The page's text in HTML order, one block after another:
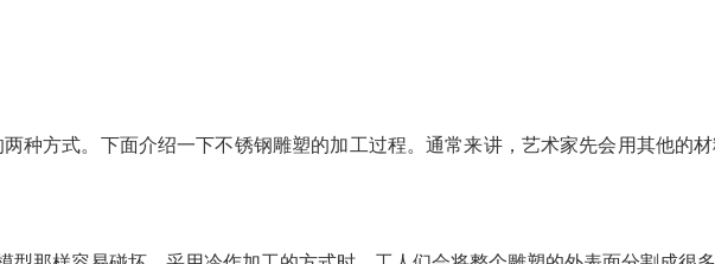
种方式。下面介绍一下不锈钢雕塑的加工过程。通常来讲，艺术家先会用其他的